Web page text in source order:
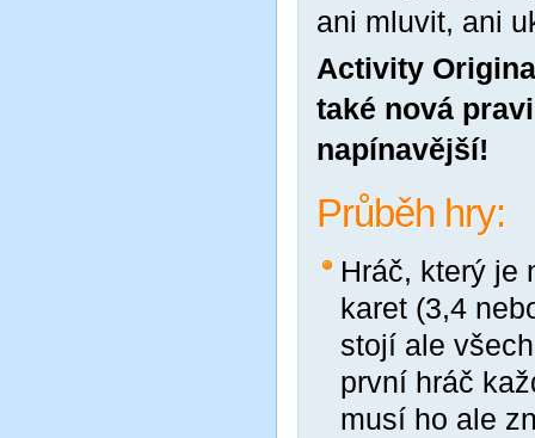
ani mluvit, ani
Activity
také nová
napínavější!
Průběh hry:
Hráč, který je
karet (3,4
stojí ale
první hráč
musí ho ale